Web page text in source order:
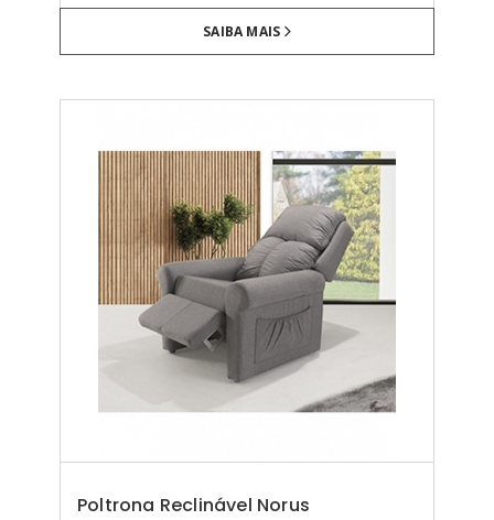
SAIBA MAIS
Poltrona Reclinável Norus